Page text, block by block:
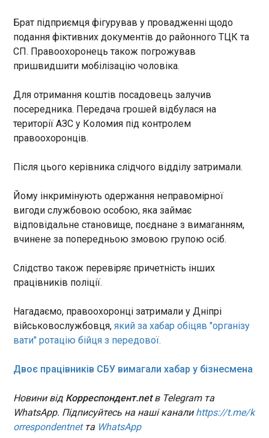
ВАКС стягнув активи нардепа на понад 7 млн
13:01:57
Вищий антикорупційний суд визнав
депутатом, та постановив стягнути в дохід
держави понад 7,2 млн грн. Про це інформує
САП у п'ятницю, 15 травня. Мова про автомобілі:
У китайському Ханчжоу запустять повністю
автоматизований поїзд метро
13:01:48
У місті Ханчжоу (Китай)
почне курсувати перший
поїзд метро, повідомляє
розганятиметься до 100 км/
год. Новий транспорт
розробила компанія CRRC.
ЗСУ звільнили Одрадне на Харківщині
12:59:23
Українські військові здійснили зачистку села
області та повернули його разом із прилеглою
місцевістю під свій контроль. Про це
повідомила 129 окрема важка механізована
бригада (ОВБр) в п’ятницю, 15 травня.
Брат підприємця фігурував у провадженні щодо
подання фіктивних документів до районного ТЦК та
СП. Правоохоронець також погрожував
пришвидшити мобілізацію чоловіка.
Для отримання коштів посадовець залучив
посередника. Передача грошей відбулася на
території АЗС у Коломия під контролем
правоохоронців.
Після цього керівника слідчого відділу затримали.
Йому інкримінують одержання неправомірної
вигоди службовою особою, яка займає
відповідальне становище, поєднане з вимаганням,
вчинене за попередньою змовою групою осіб.
Слідство також перевіряє причетність інших
працівників поліції.
Нагадаємо, правоохоронці затримали у Дніпрі
військовослужбовця,який за хабар обіцяв "організу
вати" ротацію бійця з передової.
Двоє працівників СБУ вимагали хабар у бізнесмена
Новини від Корреспондент.netв Telegram та
WhatsApp. Підписуйтесь на наші канали https://t.me/k
orrespondentnetта WhatsApp